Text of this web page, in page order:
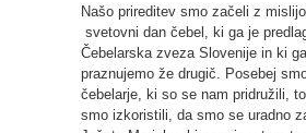
Našo prireditev smo začeli z
svetovni dan čebel, ki ga je
Čebelarska zveza Slovenije in ki
praznujemo že drugič. Posebej
čebelarje, ki so se nam pridružili,
smo izkoristili, da smo se uradno